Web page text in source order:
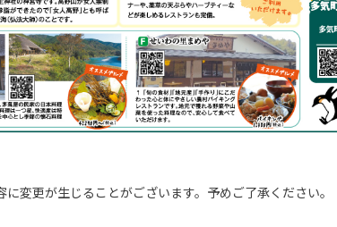
変更が生じることがございます。予めご了承ください。